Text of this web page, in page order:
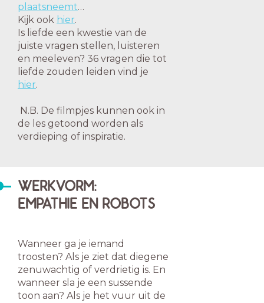
plaatsneemt…
Kijk ook hier.
Is liefde een kwestie van de
juiste vragen stellen, luisteren
en meeleven? 36 vragen die tot
liefde zouden leiden vind je
hier.
N.B. De filmpjes kunnen ook in
de les getoond worden als
verdieping of inspiratie.
WERKVORM:
EMPATHIE EN ROBOTS
Wanneer ga je iemand
troosten? Als je ziet dat diegene
zenuwachtig of verdrietig is. En
wanneer sla je een sussende
toon aan? Als je het vuur uit de